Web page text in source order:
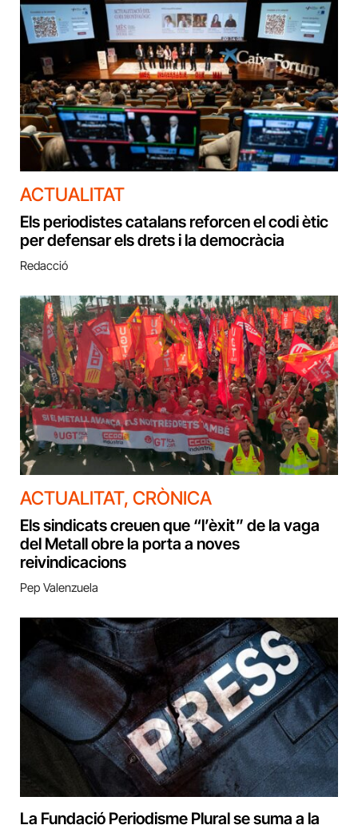
ACTUALITAT
Els periodistes catalans reforcen el codi ètic
per defensar els drets i la democràcia
Redacció
ACTUALITAT, CRÒNICA
Els sindicats creuen que “l’èxit” de la vaga
del Metall obre la porta a noves
reivindicacions
Pep Valenzuela
La Fundació Periodisme Plural se suma a la